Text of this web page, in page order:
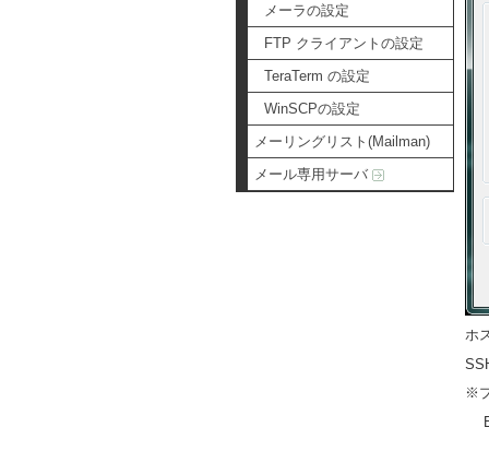
メーラの設定
FTP クライアントの設定
TeraTerm の設定
WinSCPの設定
メーリングリスト(Mailman)
メール専用サーバ
ホ
※